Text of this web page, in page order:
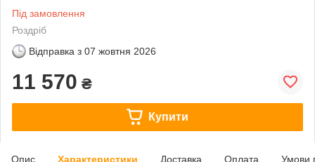
Під замовлення
Роздріб
Відправка з 07 жовтня 2026
11 570 ₴
Купити
Опис Характеристики Доставка Оплата Умови